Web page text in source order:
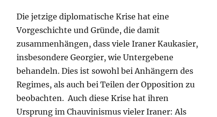
Die jetzige diplomatische Krise hat eine
Vorgeschichte und Gründe, die damit
zusammenhängen, dass viele Iraner Kaukasier,
insbesondere Georgier, wie Untergebene
behandeln. Dies ist sowohl bei Anhängern des
Regimes, als auch bei Teilen der Opposition zu
beobachten. Auch diese Krise hat ihren
Ursprung im Chauvinismus vieler Iraner: Als